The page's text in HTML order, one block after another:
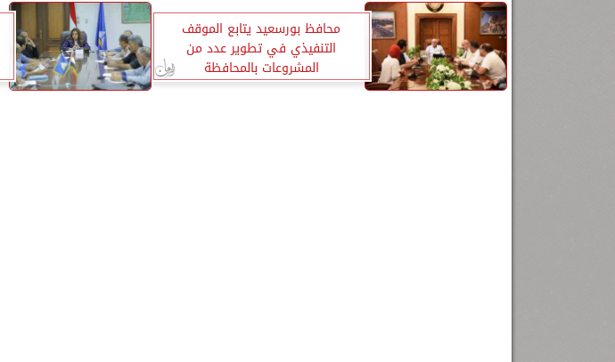
محافظ بورسعيد يتابع الموقف
التنفيذي في تطوير عدد من
المشروعات بالمحافظة